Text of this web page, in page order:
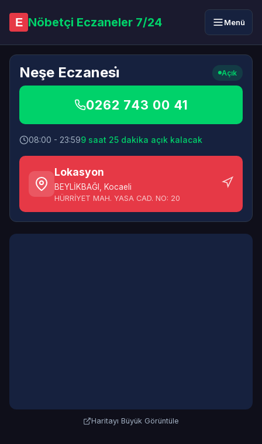
E Nöbetçi Eczaneler 7/24 Menü
Neşe Eczanesi̇ Açık
0262 743 00 41
08:00 - 23:599 saat 25 dakika açık kalacak
Lokasyon
BEYLİKBAĞI Kocaeli
HÜRRİYET MAH. YASA CAD. NO: 20
Haritayı Büyük Görüntüle